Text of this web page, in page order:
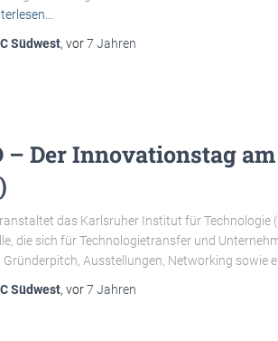
Südwest, vor7 Jahren
– Der Innovationstag
das Karlsruher Institut für Technologie
die sich für Technologietransfer und
Gründerpitch, Ausstellungen, Networking sowie
Südwest, vor7 Jahren